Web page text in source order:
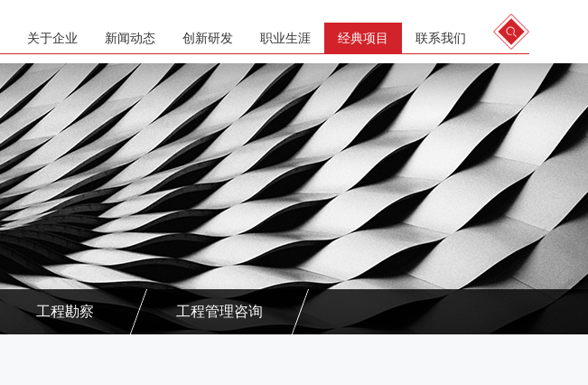
关于企业 新闻动态 创新研发 职业生涯 经典项目 联系我们
工程勘察 工程管理咨询